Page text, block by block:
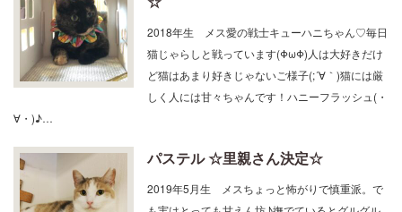
☆
2018年生 メス愛の戦士キューハニちゃん♡毎日
猫じゃらしと戦っています(ΦωΦ)人は大好きだけ
ど猫はあまり好きじゃないご様子(;´∀｀)猫には厳
しく人には甘々ちゃんです！ハニーフラッシュ(・
∀・)♪…
パステル ☆里親さん決定☆
2019年5月生 メスちょっと怖がりで慎重派。で